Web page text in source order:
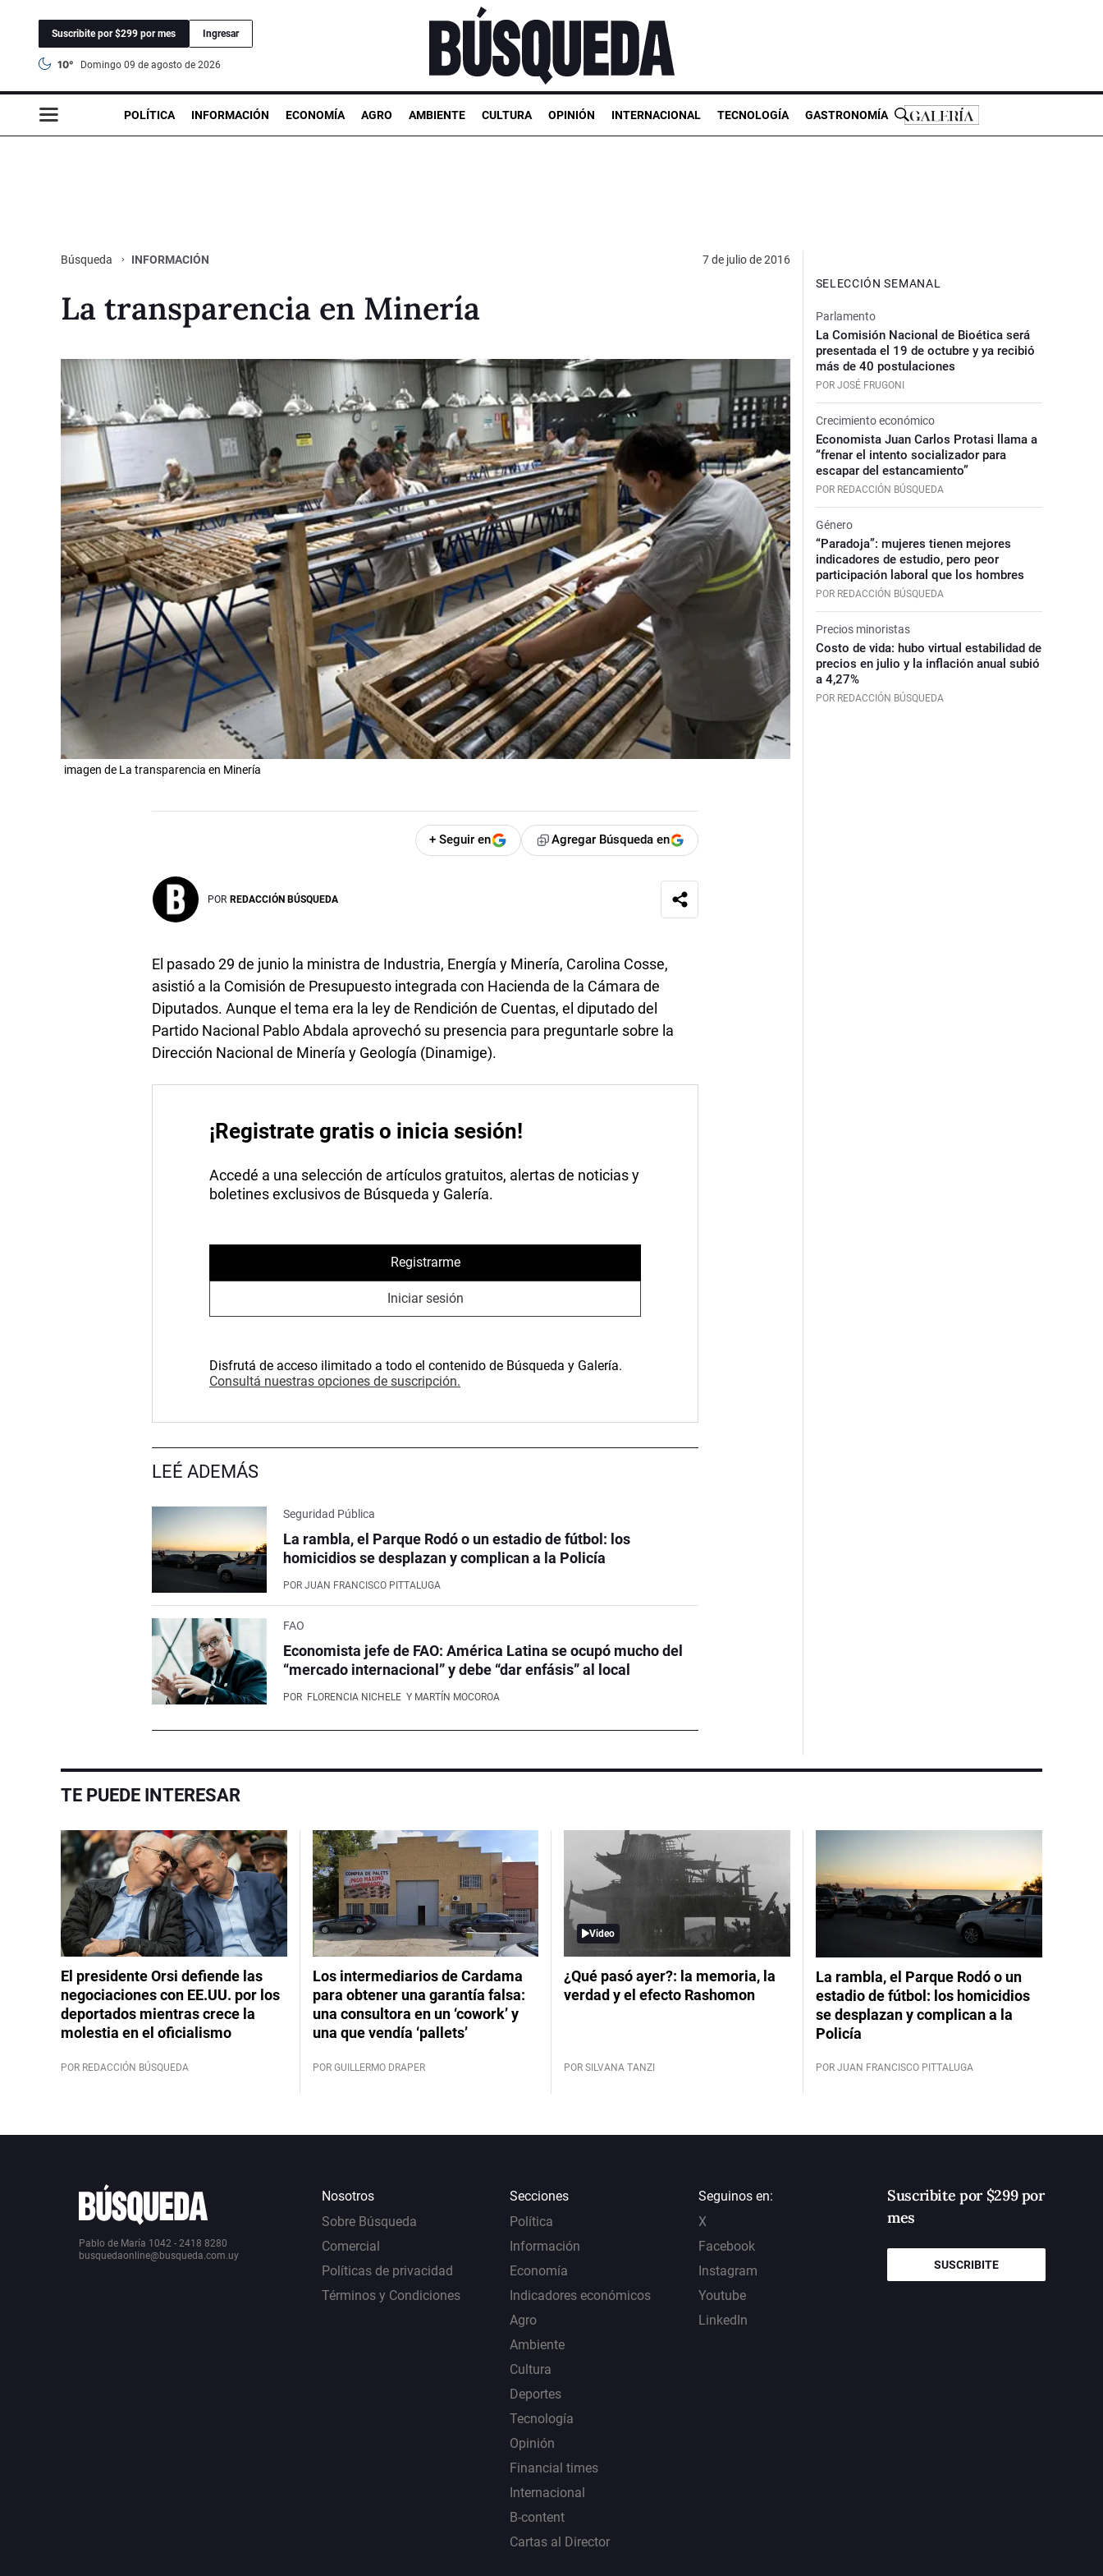
Suscribite por $299 por mes Ingresar
10° domingo 09 de agosto de 2026
POLÍTICA INFORMACIÓN ECONOMÍA AGRO AMBIENTE CULTURA OPINIÓN INTERNACIONAL TECNOLOGÍA GASTRONOMÍA
Búsqueda INFORMACIÓN 7 de julio de 2016
La transparencia en Minería
imagen de La transparencia en Minería
+ Seguir en Agregar Búsqueda en
POR REDACCIÓN BÚSQUEDA
El pasado 29 de junio la ministra de Industria, Energía y Minería, Carolina Cosse,
asistió a la Comisión de Presupuesto integrada con Hacienda de la Cámara de
Diputados. Aunque el tema era la ley de Rendición de Cuentas, el diputado del
Partido Nacional Pablo Abdala aprovechó su presencia para preguntarle sobre la
Dirección Nacional de Minería y Geología (Dinamige).
¡Registrate gratis o inicia sesión!
Accedé a una selección de artículos gratuitos, alertas de noticias y
boletines exclusivos de Búsqueda y Galería.
Registrarme
Iniciar sesión
Disfrutá de acceso ilimitado a todo el contenido de Búsqueda y Galería.
Consultá nuestras opciones de suscripción.
LEÉ ADEMÁS
Seguridad Pública
La rambla, el Parque Rodó o un estadio de fútbol: los
homicidios se desplazan y complican a la Policía
POR JUAN FRANCISCO PITTALUGA
FAO
Economista jefe de FAO: América Latina se ocupó mucho del
“mercado internacional” y debe “dar enfásis” al local
POR FLORENCIA NICHELE Y MARTÍN MOCOROA
SELECCIÓN SEMANAL
Parlamento
La Comisión Nacional de Bioética será
presentada el 19 de octubre y ya recibió
más de 40 postulaciones
POR JOSÉ FRUGONI
Crecimiento económico
Economista Juan Carlos Protasi llama a
“frenar el intento socializador para
escapar del estancamiento”
POR REDACCIÓN BÚSQUEDA
Género
“Paradoja”: mujeres tienen mejores
indicadores de estudio, pero peor
participación laboral que los hombres
POR REDACCIÓN BÚSQUEDA
Precios minoristas
Costo de vida: hubo virtual estabilidad de
precios en julio y la inflación anual subió
a 4,27%
POR REDACCIÓN BÚSQUEDA
TE PUEDE INTERESAR
El presidente Orsi defiende las
negociaciones con EE.UU. por los
deportados mientras crece la
molestia en el oficialismo
POR REDACCIÓN BÚSQUEDA
Los intermediarios de Cardama
para obtener una garantía falsa:
una consultora en un ‘cowork’ y
una que vendía ‘pallets’
POR GUILLERMO DRAPER
Video
¿Qué pasó ayer?: la memoria, la
verdad y el efecto Rashomon
POR SILVANA TANZI
La rambla, el Parque Rodó o un
estadio de fútbol: los homicidios
se desplazan y complican a la
Policía
POR JUAN FRANCISCO PITTALUGA
Pablo de María 1042 - 2418 8280
busquedaonline@busqueda.com.uy
Nosotros
Sobre Búsqueda
Comercial
Políticas de privacidad
Términos y Condiciones
Secciones
Política
Información
Economía
Indicadores económicos
Agro
Ambiente
Cultura
Deportes
Tecnología
Opinión
Financial times
Internacional
B-content
Cartas al Director
Seguinos en:
X
Facebook
Instagram
Youtube
LinkedIn
Suscribite por $299 por
mes
SUSCRIBITE